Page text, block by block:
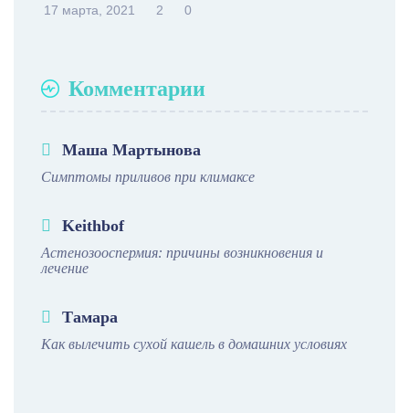
17 марта, 2021 2 0
Комментарии
Маша Мартынова
Симптомы приливов при климаксе
Keithbof
Астенозооспермия: причины возникновения и
лечение
Тамара
Как вылечить сухой кашель в домашних условиях